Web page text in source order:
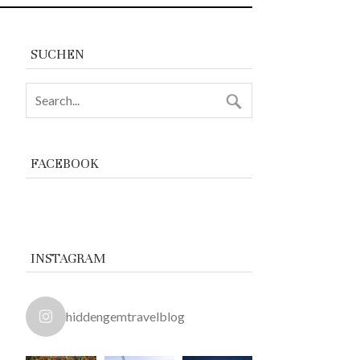
SUCHEN
FACEBOOK
INSTAGRAM
hiddengemtravelblog